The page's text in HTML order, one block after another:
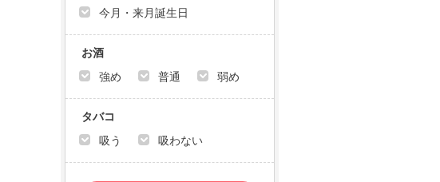
今月・来月誕生日
お酒
強め
普通 弱め
タバコ
吸う
吸わない